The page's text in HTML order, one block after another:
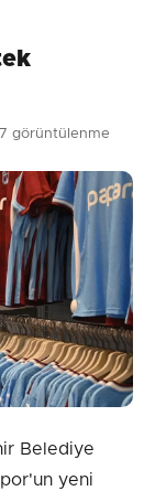
görüntülenme
Belediye
yeni